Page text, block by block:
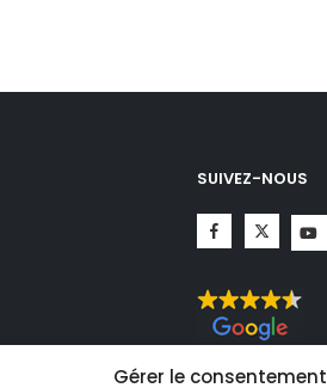
Gérer le consentement
SUIVEZ-NOUS